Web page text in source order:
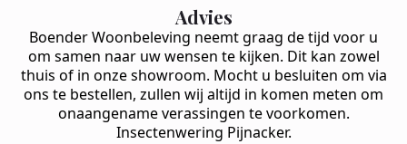
Advies
Boender Woonbeleving neemt graag de tijd voor u
om samen naar uw wensen te kijken. Dit kan zowel
thuis of in onze showroom. Mocht u besluiten om via
ons te bestellen, zullen wij altijd in komen meten om
onaangename verassingen te voorkomen.
Insectenwering Pijnacker.